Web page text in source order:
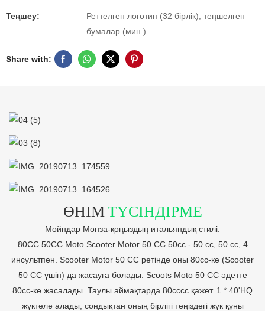
Теңшеу:
Реттелген логотип (32 бірлік), теңшелген
бумалар (мин.)
Share with:
ӨНІМТҮСІНДІРМЕ
Мойндар Монза-қоңыздың итальяндық стилі.
80CC 50CC Moto Scooter Motor 50 CC 50cc - 50 cc, 50 cc, 4
инсультпен. Scooter Motor 50 CC ретінде оны 80cc-ке (Scooter
50 CC үшін) да жасауға болады. Scoots Moto 50 CC әдетте
80cc-ке жасалады. Таулы аймақтарда 80cccc қажет. 1 * 40'HQ
жүктеле алады, сондықтан оның бірлігі теңіздегі жүк құны